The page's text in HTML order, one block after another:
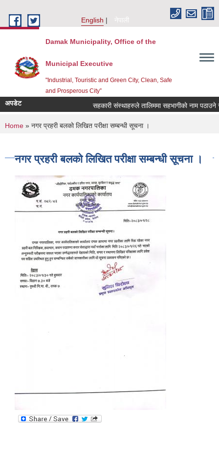
English
नेपाली
Damak Municipality, Office of the
Municipal Executive
"Industrial, Touristic and Green City, Clean, Safe
and Prosperous City”
अपडेट सहकारी संस्थाहरुले तालिममा सहभागीको नाम पठाउने
You are here
Home » नगर प्रहरी बलको लिखित परीक्षा सम्बन्धी सूचना ।
नगर प्रहरी बलको लिखित परीक्षा सम्बन्धी सूचना ।